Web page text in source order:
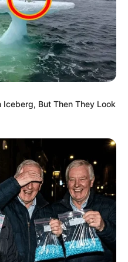
Iceberg, But Then They Look